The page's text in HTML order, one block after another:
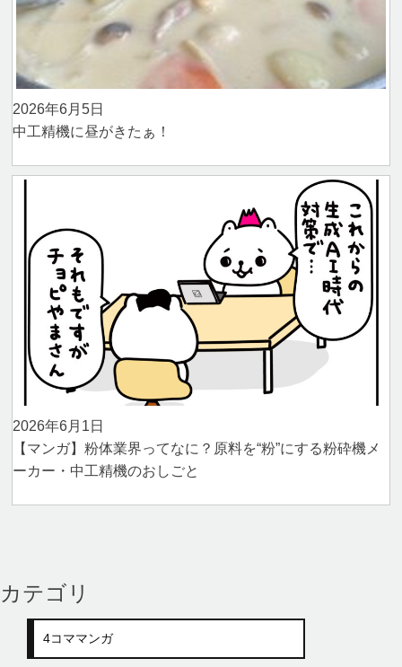
2026年6月5日
中工精機に昼がきたぁ！
2026年6月1日
【マンガ】粉体業界ってなに？原料を“粉”にする粉砕機メ
ーカー・中工精機のおしごと
カテゴリ
4コママンガ